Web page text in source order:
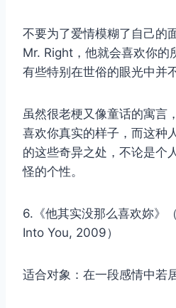
不要为了爱情模糊了自己的
Mr. Right，他就会喜欢你
有些特别在世俗的眼光中并
虽然很老梗又像童话的寓言
喜欢你真实的样子，而这种
的这些奇异之处，不论是个
怪的个性。
6.《他其实没那么喜欢妳》
Into You, 2009）
适合对象：在一段感情中若